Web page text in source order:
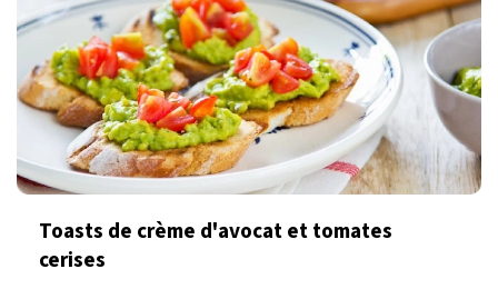
Toasts de crème d'avocat et tomates
cerises